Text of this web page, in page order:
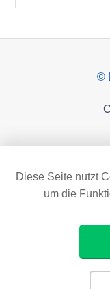
©
Diese Seite nutzt
um die